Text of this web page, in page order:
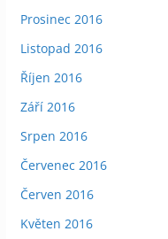
Prosinec 2016
Listopad 2016
Říjen 2016
Září 2016
Srpen 2016
Červenec 2016
Červen 2016
Květen 2016